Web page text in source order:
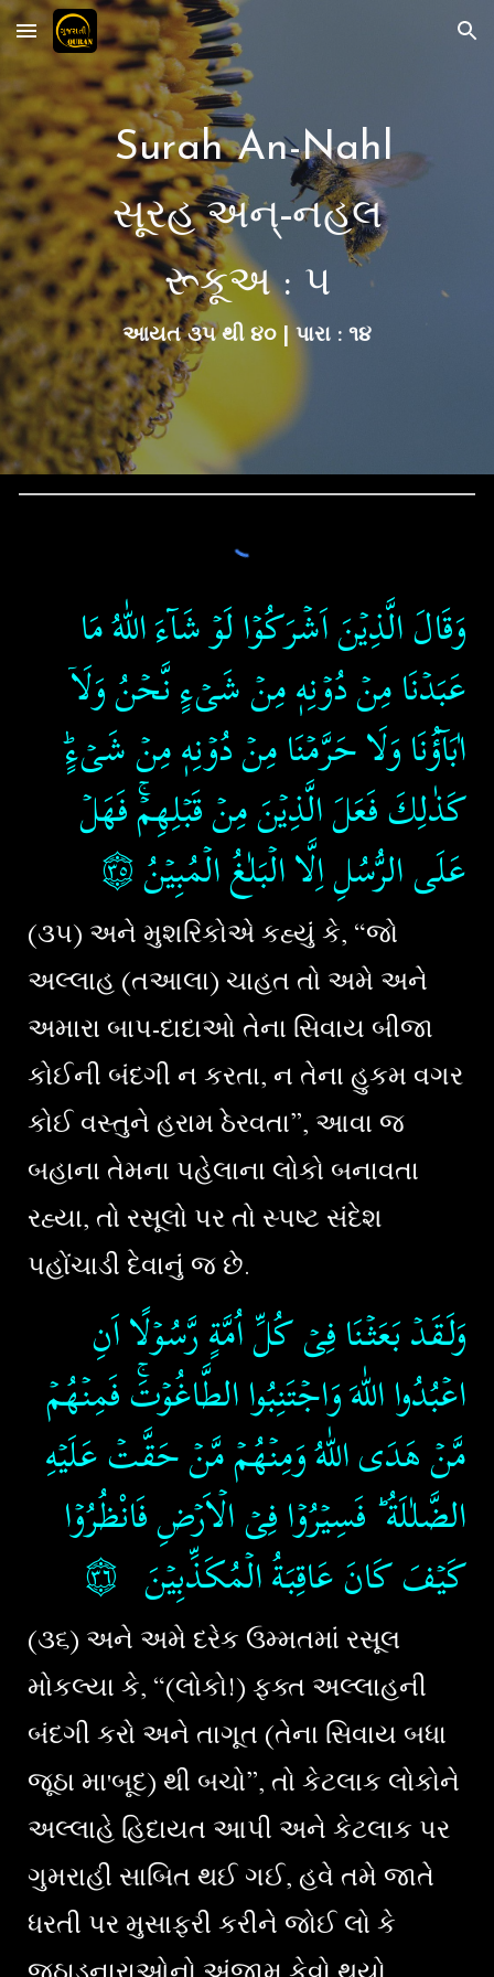
Skip to main content Skip to navigation
Surah An-Nahl
સૂરહ અન્-નહલ
રૂકૂઅ : ૫
આયત૩૫થી ૪૦ | પારા : ૧૪
وَقَالَ الَّذِيۡنَ اَشۡرَكُوۡا لَوۡ شَآءَ اللّٰهُ مَا
عَبَدۡنَا مِنۡ دُوۡنِهٖ مِنۡ شَىۡءٍ نَّحۡنُ وَلَاۤ
اٰبَآؤُنَا وَلَا حَرَّمۡنَا مِنۡ دُوۡنِهٖ مِنۡ شَىۡءٍ​ؕ
كَذٰلِكَ فَعَلَ الَّذِيۡنَ مِنۡ قَبۡلِهِمۡ​ۚ فَهَلۡ
عَلَى الرُّسُلِ اِلَّا الۡبَلٰغُ الۡمُبِيۡنُ‏۝٣٥
(૩૫) અને મુશરિકોએ કહ્યું કે, “જો
અલ્લાહ (તઆલા) ચાહત તો અમે અને
અમારા બાપ-દાદાઓ તેના સિવાય બીજા
કોઈની બંદગી ન કરતા, ન તેના હુકમ વગર
કોઈ વસ્તુને હરામ ઠેરવતા”, આવા જ
બહાના તેમના પહેલાના લોકો બનાવતા
રહ્યા, તો રસૂલો પર તો સ્પષ્ટ સંદેશ
પહોંચાડી દેવાનું જ છે.
وَلَـقَدۡ بَعَثۡنَا فِىۡ كُلِّ اُمَّةٍ رَّسُوۡلًا اَنِ
اعۡبُدُوا اللّٰهَ وَاجۡتَنِبُوا الطَّاغُوۡتَ​ۚ فَمِنۡهُمۡ
مَّنۡ هَدَى اللّٰهُ وَمِنۡهُمۡ مَّنۡ حَقَّتۡ عَلَيۡهِ
الضَّلٰلَةُ​ ؕ فَسِيۡرُوۡا فِىۡ الۡاَرۡضِ فَانْظُرُوۡا
كَيۡفَ كَانَ عَاقِبَةُ الۡمُكَذِّبِيۡنَ‏ ۝٣٦
(૩૬) અને અમે દરેક ઉમ્મતમાં રસૂલ
મોકલ્યા કે, “(લોકો!) ફક્ત અલ્લાહની
બંદગી કરો અને તાગૂત (તેના સિવાય બધા
જૂઠા મા'બૂદ) થી બચો”, તો કેટલાક લોકોને
અલ્લાહે હિદાયત આપી અને કેટલાક પર
ગુમરાહી સાબિત થઈ ગઈ, હવે તમે જાતે
ધરતી પર મુસાફરી કરીને જોઈ લો કે